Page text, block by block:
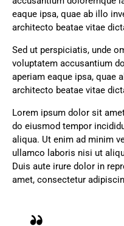
eaque ipsa, quae ab illo
architecto beatae vitae
Sed ut perspiciatis, unde
voluptatem accusantium
aperiam eaque ipsa, quae
architecto beatae vitae
Lorem ipsum dolor sit
do eiusmod tempor
aliqua. Ut enim ad minim
ullamco laboris nisi ut
Duis aute irure dolor in
amet, consectetur